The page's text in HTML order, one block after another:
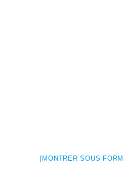
[MONTRER SOUS